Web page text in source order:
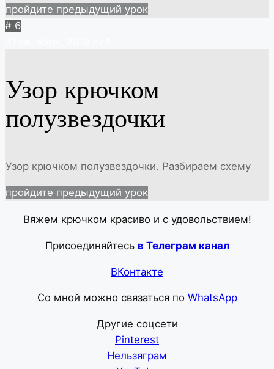
пройдите предыдущий урок
# 6
Узор крючком
полузвездочки
Узор крючком полузвездочки. Разбираем схему
пройдите предыдущий урок
Вяжем крючком красиво и с удовольствием!
Присоединяйтесь в Телеграм канал
ВКонтакте
Со мной можно связаться по WhatsApp
Другие соцсети
Pinterest
Нельзяграм